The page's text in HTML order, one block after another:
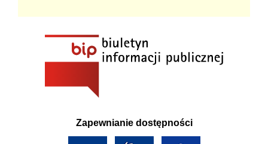
Zapewnianie dostępności